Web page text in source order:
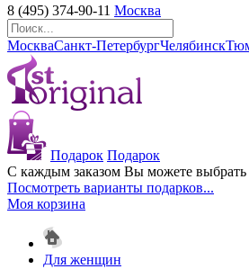
8 (495) 374-90-11 Москва
МоскваСанкт-ПетербургЧелябинск
Подарок Подарок
С каждым заказом Вы можете выбрать
Посмотреть варианты подарков...
Моя корзина
Для женщин